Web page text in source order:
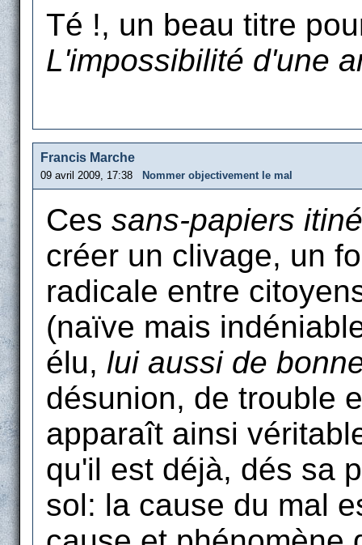
Té !, un beau titre
L'impossibilité d'une
Francis Marche
09 avril 2009, 17:38 Nommer objectivement le mal
Ces sans-papiers
créer un clivage, un
radicale entre
(naïve mais
élu, lui aussi de
désunion, de trouble
apparaît ainsi
qu'il est déjà, dés sa
sol: la cause du mal